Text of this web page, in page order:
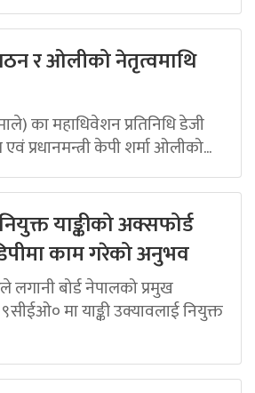
र ओलीको नेतृत्वमाथि
का महाधिवेशन प्रतिनिधि डेजी
एवं प्रधानमन्त्री केपी शर्मा ओलीको...
याङ्कीको अक्सफोर्ड
काम गरेको अनुभव
लगानी बोर्ड नेपालको प्रमुख
मा याङ्की उक्यावलाई नियुक्त